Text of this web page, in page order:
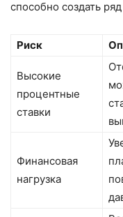
способно создать
Риск
Высокие
процентные
ставки
Финансовая
нагрузка